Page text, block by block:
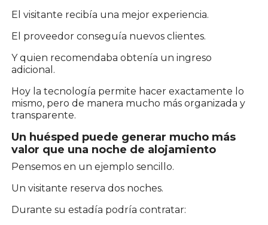
El visitante recibía una mejor experiencia.
El proveedor conseguía nuevos clientes.
Y quien recomendaba obtenía un ingreso
adicional.
Hoy la tecnología permite hacer exactamente lo
mismo, pero de manera mucho más organizada y
transparente.
Un huésped puede generar mucho más
valor que una noche de alojamiento
Pensemos en un ejemplo sencillo.
Un visitante reserva dos noches.
Durante su estadía podría contratar: